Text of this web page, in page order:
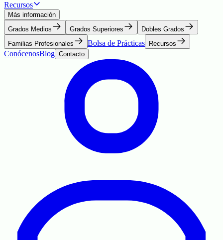
Recursos
Más información
Grados Medios
Grados Superiores
Dobles Grados
Familias Profesionales
Bolsa de Prácticas Recursos
ConócenosBlog Contacto